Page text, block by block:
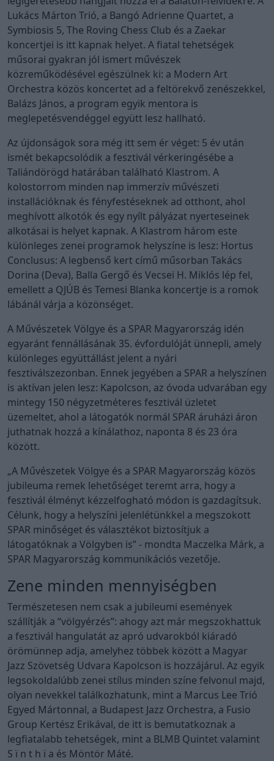
Lukács Márton Trió, a Bangó Adrienne Quartet, a
Symbiosis 5, The Roving Chess Club és a Zaekar
koncertjei is itt kapnak helyet. A fiatal tehetségek
műsorai gyakran jól ismert művészek
közreműködésével egészülnek ki: a Modern Art
Orchestra közös koncertet ad a feltörekvő zenészekkel,
Balázs János, a program egyik mentora is
meglepetésvendéggel együtt lesz hallható.
Az újdonságok sora még itt sem ér véget: 5 év után
ismét bekapcsolódik a fesztivál vérkeringésébe a
Taliándörögd határában található Klastrom. A
kolostorrom minden nap immerzív művészeti
installációknak és fényfestéseknek ad otthont, ahol
meghívott alkotók és egy nyílt pályázat nyerteseinek
alkotásai is helyet kapnak. A Klastrom három este
különleges zenei programok helyszíne is lesz: Hortus
Conclusus: A legbenső kert című műsorban Takács
Dorina (Deva), Balla Gergő és Vecsei H. Miklós lép fel,
emellett a QJÚB és Temesi Blanka koncertje is a romok
lábánál várja a közönséget.
A Művészetek Völgye és a SPAR Magyarország idén
egyaránt fennállásának 35. évfordulóját ünnepli, amely
különleges együttállást jelent a nyári
fesztiválszezonban. Ennek jegyében a SPAR a helyszínen
is aktívan jelen lesz: Kapolcson, az óvoda udvarában egy
mintegy 150 négyzetméteres fesztivál üzletet
üzemeltet, ahol a látogatók normál SPAR áruházi áron
juthatnak hozzá a kínálathoz, naponta 8 és 23 óra
között.
„A Művészetek Völgye és a SPAR Magyarország közös
jubileuma remek lehetőséget teremt arra, hogy a
fesztivál élményt kézzelfogható módon is gazdagítsuk.
Célunk, hogy a helyszíni jelenlétünkkel a megszokott
SPAR minőséget és választékot biztosítjuk a
látogatóknak a Völgyben is” - mondta Maczelka Márk, a
SPAR Magyarország kommunikációs vezetője.
Zene minden mennyiségben
Természetesen nem csak a jubileumi események
szállítják a “völgyérzés”: ahogy azt már megszokhattuk
a fesztivál hangulatát az apró udvarokból kiáradó
örömünnep adja, amelyhez többek között a Magyar
Jazz Szövetség Udvara Kapolcson is hozzájárul. Az egyik
legsokoldalúbb zenei stílus minden színe felvonul majd,
olyan nevekkel találkozhatunk, mint a Marcus Lee Trió
Egyed Mártonnal, a Budapest Jazz Orchestra, a Fusio
Group Kertész Erikával, de itt is bemutatkoznak a
legfiatalabb tehetségek, mint a BLMB Quintet valamint
S ï n t h ï a és Möntör Máté.